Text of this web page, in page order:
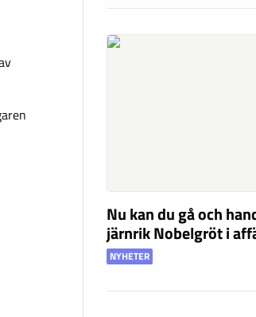
Nu kan du gå och
järnrik Nobelgröt i
NYHETER